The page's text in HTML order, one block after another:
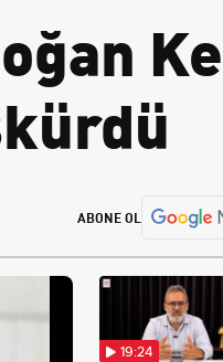
ABONE OL
19:24